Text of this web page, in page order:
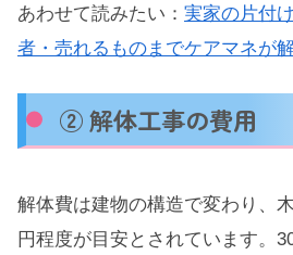
あわせて読みたい： 実家の片付
者・売れるものまでケアマネが
② 解体工事の費用
解体費は建物の構造で変わり、
円程度が目安とされています。